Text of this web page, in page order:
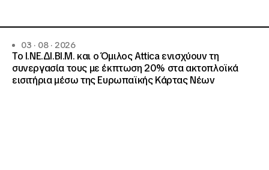
03 · 08 · 2026
Το Ι.ΝΕ.ΔΙ.ΒΙ.Μ. και o Όμιλος Attica ενισχύουν τη
συνεργασία τους με έκπτωση 20% στα ακτοπλοϊκά
εισιτήρια μέσω της Ευρωπαϊκής Κάρτας Νέων